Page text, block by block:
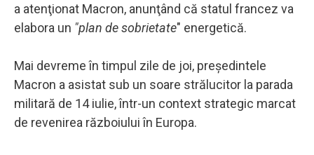
a atenţionat Macron, anunţând că statul francez va
elabora un "plan de sobrietate" energetică.
Mai devreme în timpul zile de joi, preşedintele
Macron a asistat sub un soare strălucitor la parada
militară de 14 iulie, într-un context strategic marcat
de revenirea războiului în Europa.